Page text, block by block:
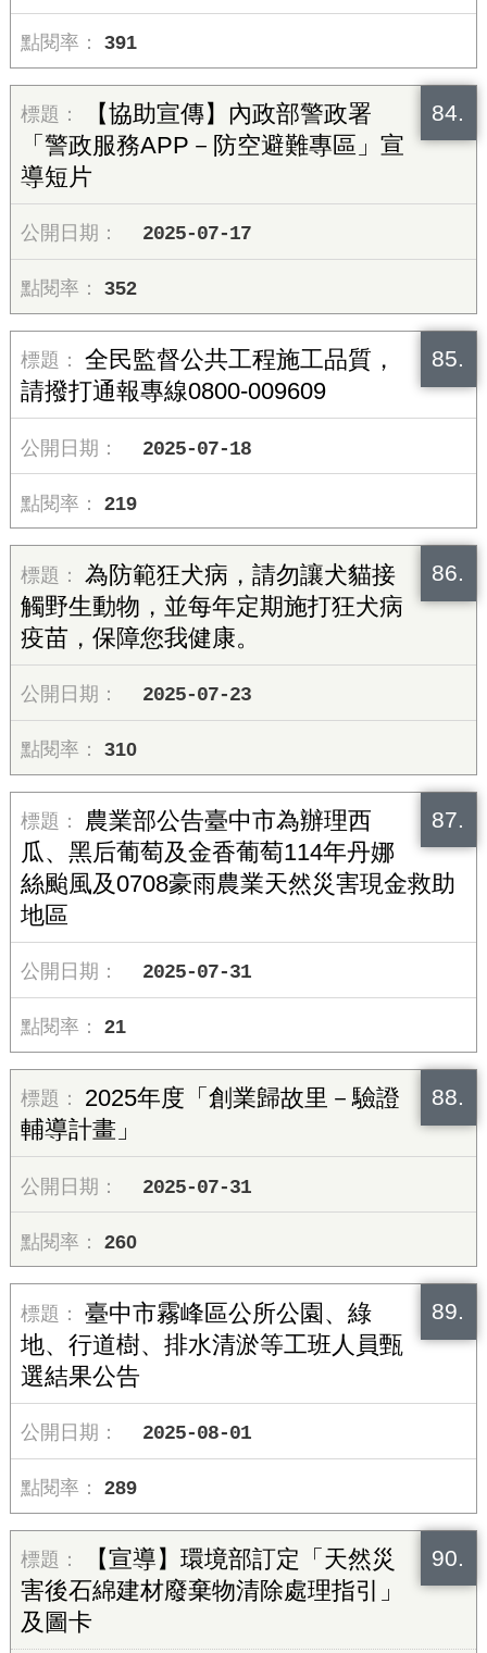
391
84.
【協助宣傳】內政部警政署
「警政服務APP－防空避難專區」宣
導短片
2025-07-17
352
85.
全民監督公共工程施工品質，
請撥打通報專線0800-009609
2025-07-18
219
86.
為防範狂犬病，請勿讓犬貓接
觸野生動物，並每年定期施打狂犬病
疫苗，保障您我健康。
2025-07-23
310
87.
農業部公告臺中市為辦理西
瓜、黑后葡萄及金香葡萄114年丹娜
絲颱風及0708豪雨農業天然災害現金救助
地區
2025-07-31
21
88.
2025年度「創業歸故里－驗證
輔導計畫」
2025-07-31
260
89.
臺中市霧峰區公所公園、綠
地、行道樹、排水清淤等工班人員甄
選結果公告
2025-08-01
289
90.
【宣導】環境部訂定「天然災
害後石綿建材廢棄物清除處理指引」
及圖卡